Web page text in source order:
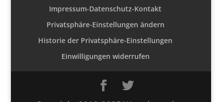
Impressum-Datenschutz-Kontakt
Privatsphäre-Einstellungen ändern
Historie der Privatsphäre-Einstellungen
Einwilligungen widerrufen